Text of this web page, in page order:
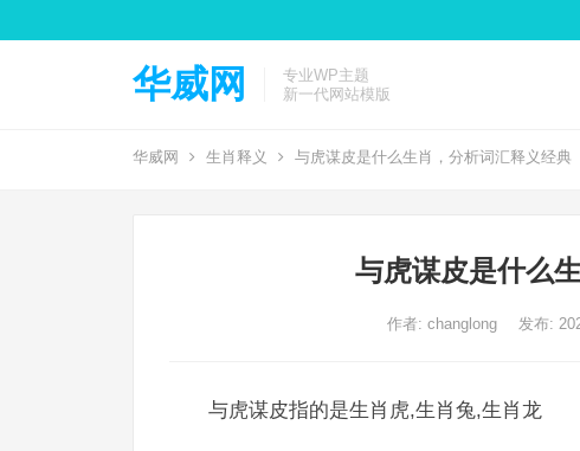
华威网
专业WP主题
新一代网站模版
华威网 生肖释义 与虎谋皮是什么生肖，分析词汇释义经典
与虎谋皮是什么
作者: changlong 发布:
与虎谋皮指的是生肖虎,生肖兔,生肖龙